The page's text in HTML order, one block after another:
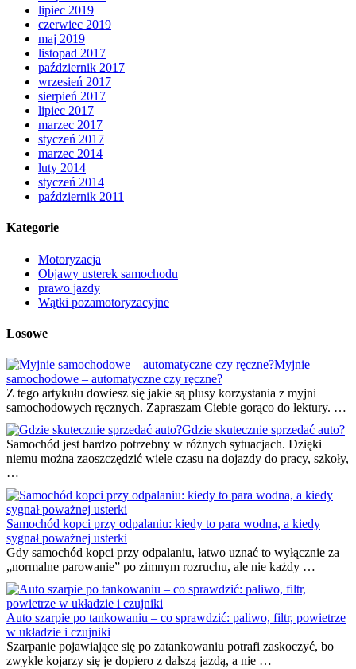
lipiec 2019
czerwiec 2019
maj 2019
listopad 2017
październik 2017
wrzesień 2017
sierpień 2017
lipiec 2017
marzec 2017
styczeń 2017
marzec 2014
luty 2014
styczeń 2014
październik 2011
Kategorie
Motoryzacja
Objawy usterek samochodu
prawo jazdy
Wątki pozamotoryzacyjne
Losowe
Myjnie
samochodowe – automatyczne czy ręczne?
Z tego artykułu dowiesz się jakie są plusy korzystania z myjni
samochodowych ręcznych. Zapraszam Ciebie gorąco do lektury. …
Gdzie skutecznie sprzedać auto?
Samochód jest bardzo potrzebny w różnych sytuacjach. Dzięki
niemu można zaoszczędzić wiele czasu na dojazdy do pracy, szkoły,
…
Samochód kopci przy odpalaniu: kiedy to para wodna, a kiedy
sygnał poważnej usterki
Gdy samochód kopci przy odpalaniu, łatwo uznać to wyłącznie za
„normalne parowanie” po zimnym rozruchu, ale nie każdy …
Auto szarpie po tankowaniu – co sprawdzić: paliwo, filtr, powietrze
w układzie i czujniki
Szarpanie pojawiające się po zatankowaniu potrafi zaskoczyć, bo
zwykle kojarzy się je dopiero z dalszą jazdą, a nie …